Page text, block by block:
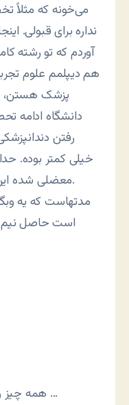
می‌خونه که
نداره برای قبولی.
آوردم که تو رشته
هم دیپلمم علوم
پزشک هستن،
دانشگاه ادامه
رفتن
خیلی کمتر بوده.
معضلی شده این به پول رسیدن بعد از تحصیلات.
است حاصل نیم
همه چیز را بردارید، من ترجیح می‌دهم بروم …